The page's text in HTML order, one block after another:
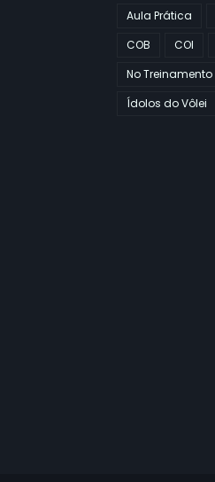
Aula Prática
COB
COI
No Treinamento
Ídolos do Vôlei